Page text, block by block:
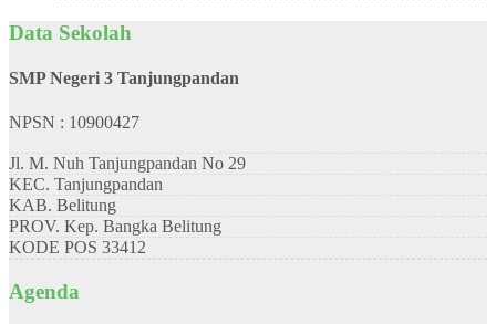
Data Sekolah
SMP Negeri 3 Tanjungpandan
NPSN : 10900427
Jl. M. Nuh Tanjungpandan No 29
KEC. Tanjungpandan
KAB. Belitung
PROV. Kep. Bangka Belitung
KODE POS 33412
Agenda